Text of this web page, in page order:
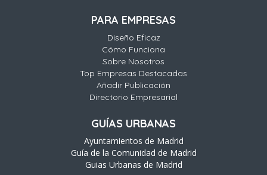
PARA EMPRESAS
Diseño Eficaz
Cómo Funciona
Sobre Nosotros
Top Empresas Destacadas
Añadir Publicación
Directorio Empresarial
GUÍAS URBANAS
Ayuntamientos de Madrid
Guía de la Comunidad de Madrid
Guias Urbanas de Madrid